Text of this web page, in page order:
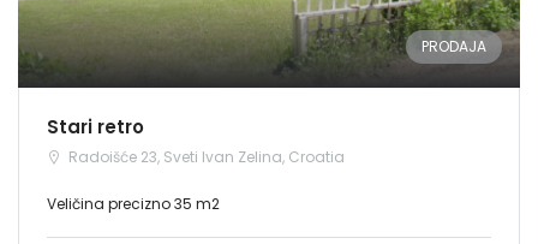
PRODAJA
Stari retro
Radoišće 23, Sveti Ivan Zelina, Croatia
Veličina precizno 35 m2